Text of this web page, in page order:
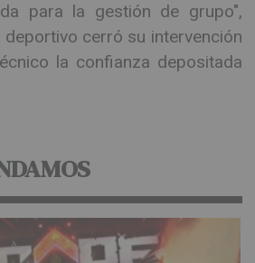
para la gestión de grupo",
cerró su intervención
la confianza depositada